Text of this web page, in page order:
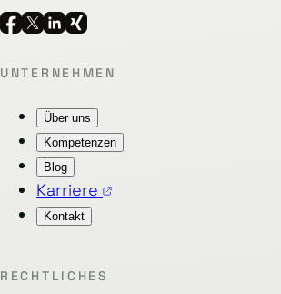
UNTERNEHMEN
Über uns
Kompetenzen
Blog
Karriere
Kontakt
RECHTLICHES